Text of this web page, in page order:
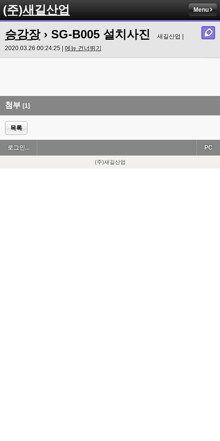
(주)새길산업 Menu
승강장› SG-B005 설치사진
새길산업 |
2020.03.26 00:24:25 | 메뉴 건너뛰기
첨부 [1]
목록
로그인... PC
(주)새길산업